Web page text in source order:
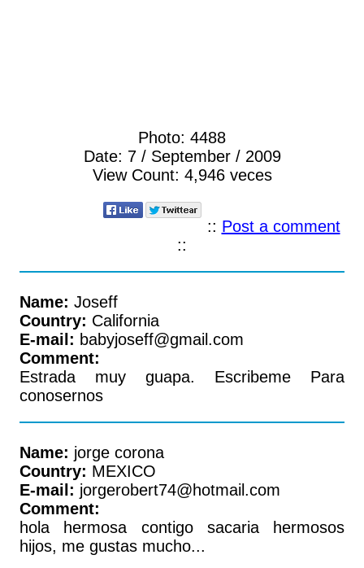
Photo: 4488
Date: 7 / September / 2009
View Count: 4,946 veces
:: Post a comment
::
Name: Joseff
Country: California
E-mail: babyjoseff@gmail.com
Comment:
Estrada muy guapa. Escribeme Para
conosernos
Name: jorge corona
Country: MEXICO
E-mail: jorgerobert74@hotmail.com
Comment:
hola hermosa contigo sacaria hermosos
hijos, me gustas mucho...